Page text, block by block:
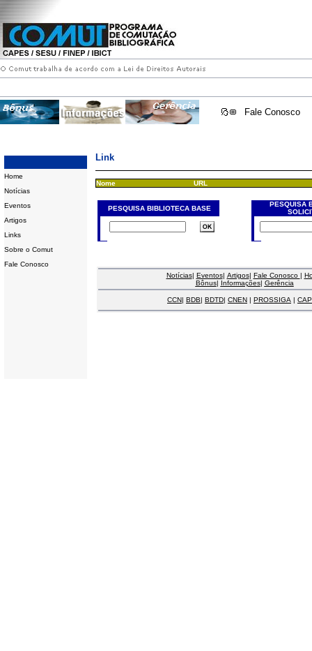
Fale Conosco
Home
Notícias
Eventos
Artigos
Links
Sobre o Comut
Fale Conosco
Link
Nome URL
PESQUISA BIBLIOTECA BASE
PESQUISA
Notícias| Eventos| Artigos| Fale Conosco |
Bônus| Informações| Gerência
CCN| BDB| BDTD| CNEN | PROSSIGA |